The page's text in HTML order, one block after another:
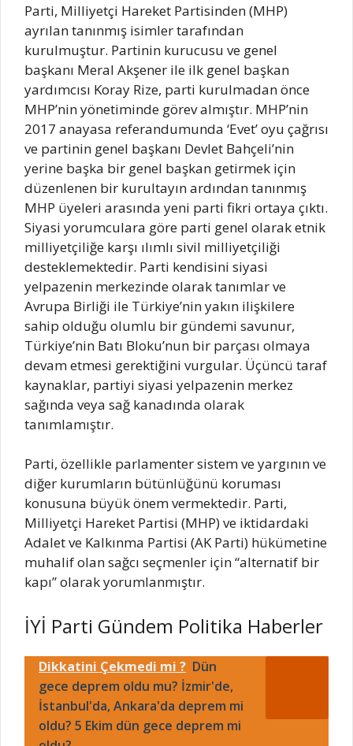
Parti, Milliyetçi Hareket Partisinden (MHP)
ayrılan tanınmış isimler tarafından
kurulmuştur. Partinin kurucusu ve genel
başkanı Meral Akşener ile ilk genel başkan
yardımcısı Koray Rize, parti kurulmadan önce
MHP’nin yönetiminde görev almıştır. MHP’nin
2017 anayasa referandumunda ‘Evet’ oyu çağrısı
ve partinin genel başkanı Devlet Bahçeli’nin
yerine başka bir genel başkan getirmek için
düzenlenen bir kurultayın ardından tanınmış
MHP üyeleri arasında yeni parti fikri ortaya çıktı.
Siyasi yorumculara göre parti genel olarak etnik
milliyetçiliğe karşı ılımlı sivil milliyetçiliği
desteklemektedir. Parti kendisini siyasi
yelpazenin merkezinde olarak tanımlar ve
Avrupa Birliği ile Türkiye’nin yakın ilişkilere
sahip olduğu olumlu bir gündemi savunur,
Türkiye’nin Batı Bloku’nun bir parçası olmaya
devam etmesi gerektiğini vurgular. Üçüncü taraf
kaynaklar, partiyi siyasi yelpazenin merkez
sağında veya sağ kanadında olarak
tanımlamıştır.
Parti, özellikle parlamenter sistem ve yargının ve
diğer kurumların bütünlüğünü koruması
konusuna büyük önem vermektedir. Parti,
Milliyetçi Hareket Partisi (MHP) ve iktidardaki
Adalet ve Kalkınma Partisi (AK Parti) hükümetine
muhalif olan sağcı seçmenler için “alternatif bir
kapı” olarak yorumlanmıştır.
İYİ Parti Gündem Politika Haberler
Dikkatini Çekmedi mi ? Dün
gece deprem oldu mu? İzmir'de,
İstanbul'da, Ankara'da deprem mi
oldu? 5 Ekim dün gece deprem mi